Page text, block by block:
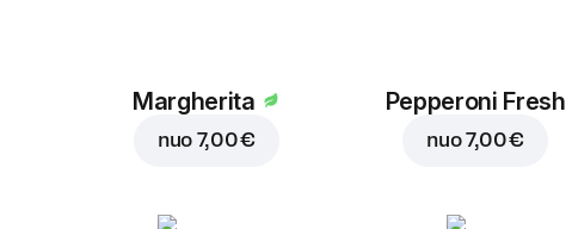
Margherita
nuo 7,00 €
Pepperoni Fresh
nuo7,00 €